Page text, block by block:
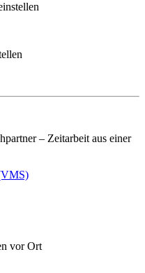
– Zeitarbeit aus einer
vor Ort